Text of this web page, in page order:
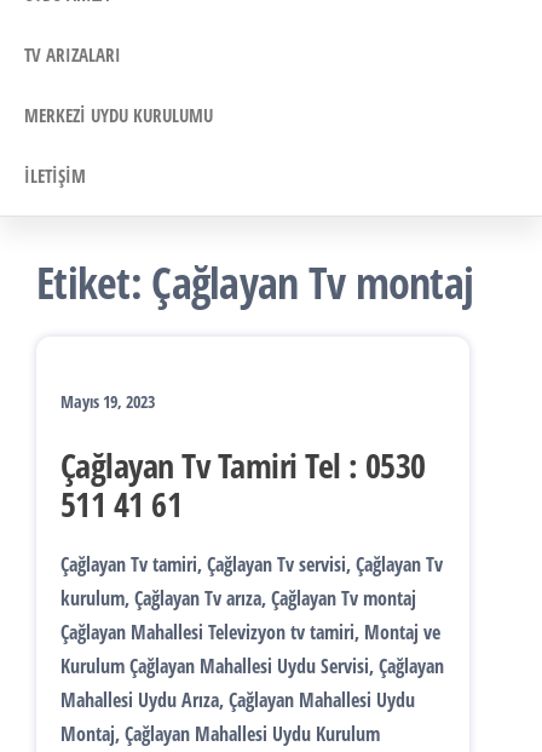
TV ARIZALARI
MERKEZI UYDU KURULUMU
İLETIŞIM
Etiket: Çağlayan Tv montaj
Mayıs 19, 2023
Çağlayan Tv Tamiri Tel : 0530
511 41 61
Çağlayan Tv tamiri, Çağlayan Tv servisi, Çağlayan Tv
kurulum, Çağlayan Tv arıza, Çağlayan Tv montaj
Çağlayan Mahallesi Televizyon tv tamiri, Montaj ve
Kurulum Çağlayan Mahallesi Uydu Servisi, Çağlayan
Mahallesi Uydu Arıza, Çağlayan Mahallesi Uydu
Montaj, Çağlayan Mahallesi Uydu Kurulum